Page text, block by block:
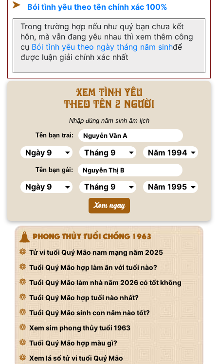
Bói tình yêu theo tên chính xác 100%
Trong trường hợp nếu như quý bạn chưa kết
hôn, mà vẫn đang yêu nhau thì xem thêm công
cụ Bói tình yêu theo ngày tháng năm sinhđể
được luận giải chính xác nhất
Xem tình yêu
Theo tên 2 người
Nhập đúng năm sinh âm lịch
Tên bạn trai:
Tên bạn gái:
PHONG THỦY TUỔI CHỒNG 1963
Tử vi tuổi Quý Mão nam mạng năm 2025
Tuổi Quý Mão hợp làm ăn với tuổi nào?
Tuổi Quý Mão làm nhà năm 2026 có tốt không
Tuổi Quý Mão hợp tuổi nào nhất?
Tuổi Quý Mão sinh con năm nào tốt?
Xem sim phong thủy tuổi 1963
Tuổi Quý Mão hợp màu gì?
Xem lá số tử vi tuổi Quý Mão